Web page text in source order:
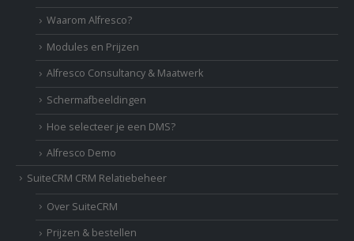
Waarom Alfresco?
Modules en Prijzen
Alfresco Consultancy & Maatwerk
Schermafbeeldingen
Hoe selecteer je een DMS?
Alfresco Demo
SuiteCRM CRM Relatiebeheer
Over SuiteCRM
Prijzen & bestellen